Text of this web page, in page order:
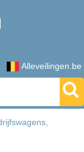
Alleveilingen.be